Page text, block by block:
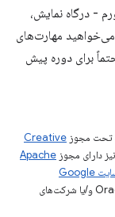
- درگاه نمایش،
مهارت‌های
برای دوره پیش
تحت مجوز Creative
دارای مجوز Apache
خطمشی‌های سایت Google
مراجعه کنید. جاوا علامت تجاری ثبت‌شده Oracle و/یا شرکت‌های